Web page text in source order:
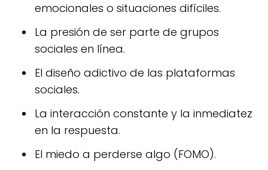
emocionales o situaciones difíciles.
La presión de ser parte de grupos
sociales en línea.
El diseño adictivo de las plataformas
sociales.
La interacción constante y la inmediatez
en la respuesta.
El miedo a perderse algo (FOMO).